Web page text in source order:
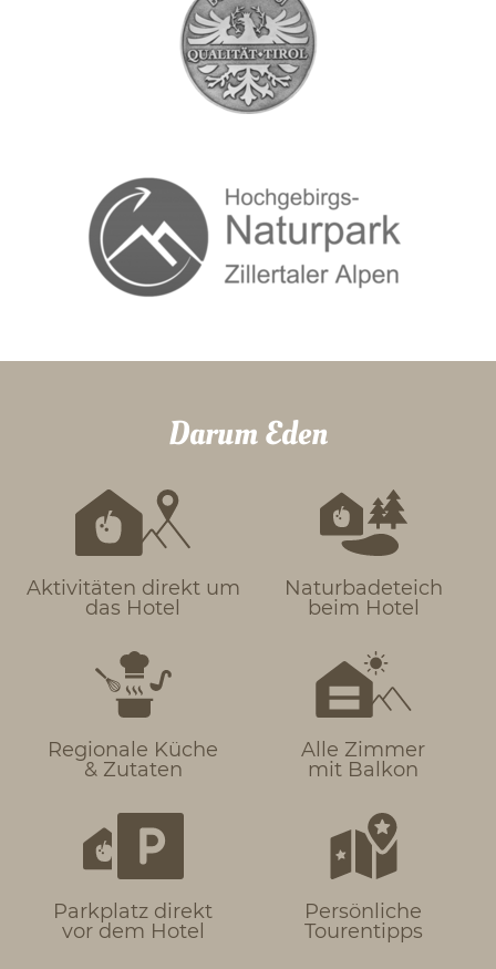
Darum Eden
Aktivitäten direkt um
das Hotel
Naturbadeteich
beim Hotel
Regionale Küche
& Zutaten
Alle Zimmer
mit Balkon
Parkplatz direkt
vor dem Hotel
Persönliche
Tourentipps